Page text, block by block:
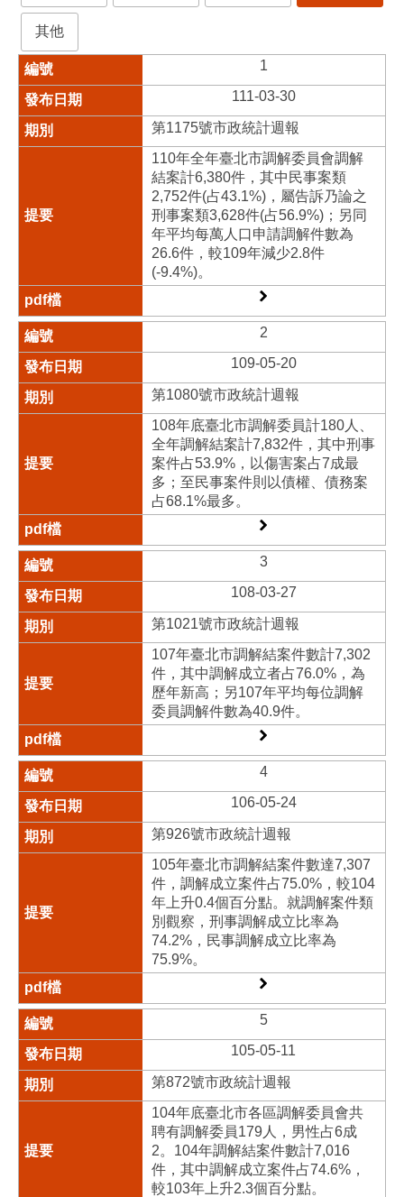
其他
1
111-03-30
第1175號市政統計週報
110年全年臺北市調解委員會調解
結案計6,380件，其中民事案類
2,752件(占43.1%)，屬告訴乃論之
刑事案類3,628件(占56.9%)；另同
年平均每萬人口申請調解件數為
26.6件，較109年減少2.8件
(-9.4%)。
2
109-05-20
第1080號市政統計週報
108年底臺北市調解委員計180人、
全年調解結案計7,832件，其中刑事
案件占53.9%，以傷害案占7成最
多；至民事案件則以債權、債務案
占68.1%最多。
3
108-03-27
第1021號市政統計週報
107年臺北市調解結案件數計7,302
件，其中調解成立者占76.0%，為
歷年新高；另107年平均每位調解
委員調解件數為40.9件。
4
106-05-24
第926號市政統計週報
105年臺北市調解結案件數達7,307
件，調解成立案件占75.0%，較104
年上升0.4個百分點。就調解案件類
別觀察，刑事調解成立比率為
74.2%，民事調解成立比率為
75.9%。
5
105-05-11
第872號市政統計週報
104年底臺北市各區調解委員會共
聘有調解委員179人，男性占6成
2。104年調解結案件數計7,016
件，其中調解成立案件占74.6%，
較103年上升2.3個百分點。